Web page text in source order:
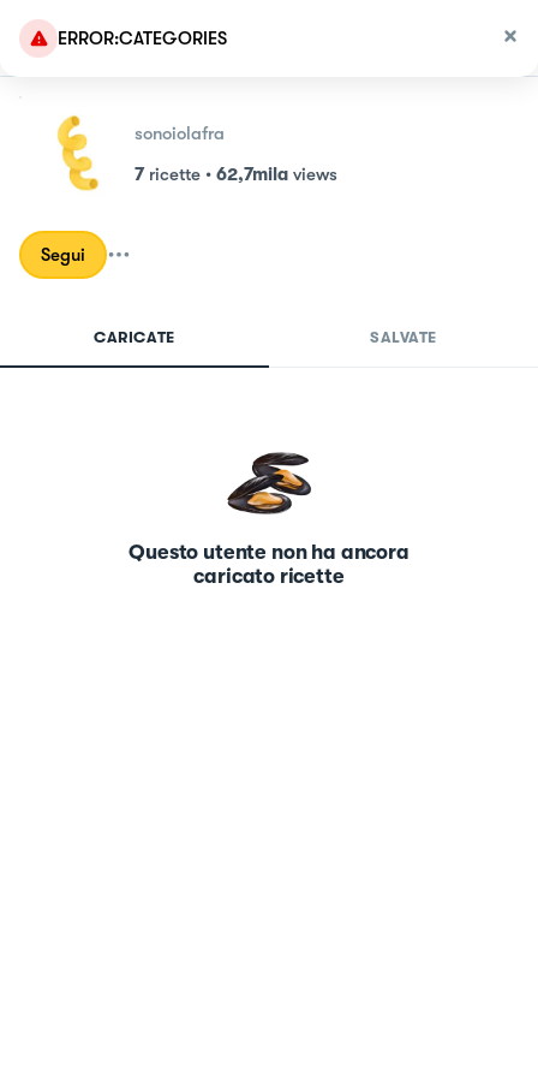
ERROR:CATEGORIES
sonoiolafra
7 ricette • 62,7mila views
Segui
CARICATE SALVATE
Questo utente non ha ancora
caricato ricette